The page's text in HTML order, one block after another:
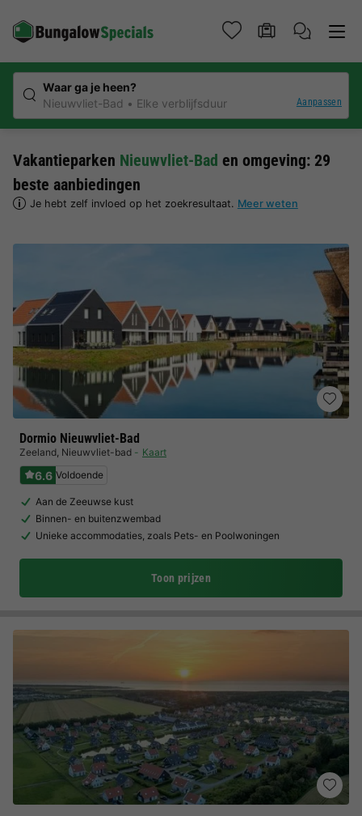
Waar ga je heen?
Nieuwvliet-Bad
Elke verblijfsduur Aanpassen
Vakantieparken Nieuwvliet-Bad en omgeving: 29
beste aanbiedingen
Je hebt zelf invloed op het zoekresultaat. Meer weten
Dormio Nieuwvliet-Bad
Zeeland, Nieuwvliet-bad Kaart
6.6 Voldoende
Aan de Zeeuwse kust
Binnen- en buitenzwembad
Unieke accommodaties, zoals Pets- en Poolwoningen
Toon prijzen